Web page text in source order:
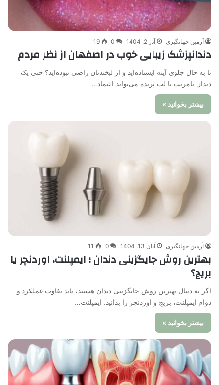
آرمین جهانگیری آذر 2, 1404 0
19
دندانپزشک زیبایی خوب در اصفهان از نظر مردم
تا به حال جلوی آینه ایستاده‌اید و از لبخندتان راضی نبوده‌اید؟ حتی یک
دندان نامرتب یا لب ‌پریده می‌تواند اعتماد…
بیشتر بخوانید »
آرمین جهانگیری آبان 13, 1404 0
11
بهترین روش جایگزینی دندان ؛ ایمپلنت، اوردنچر یا
بریج؟
اگر به دنبال بهترین روش جایگزینی دندان هستید، باید تفاوت عملکرد و
دوام ایمپلنت، بریج و اوردنچر را بدانید. ایمپلنت…
بیشتر بخوانید »